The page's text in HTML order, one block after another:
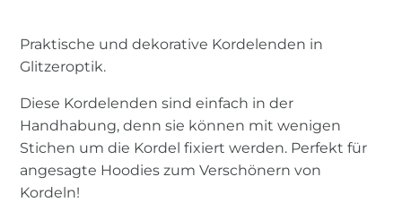
Praktische und dekorative Kordelenden in
Glitzeroptik.
Diese Kordelenden sind einfach in der
Handhabung, denn sie können mit wenigen
Stichen um die Kordel fixiert werden. Perfekt für
angesagte Hoodies zum Verschönern von
Kordeln!